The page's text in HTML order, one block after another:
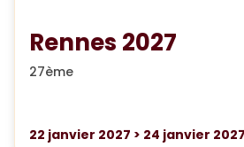
Rennes 2027
27ème
22 janvier 2027 > 24 janvier 2027